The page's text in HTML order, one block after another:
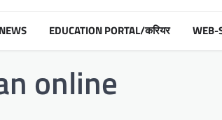
EDUCATION PORTAL/करियर WEB-
online